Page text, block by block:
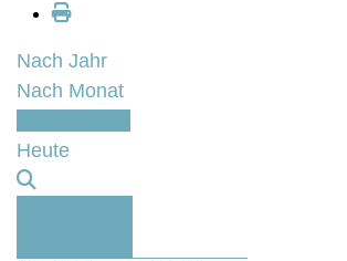
Nach Jahr
Nach Monat
Heute